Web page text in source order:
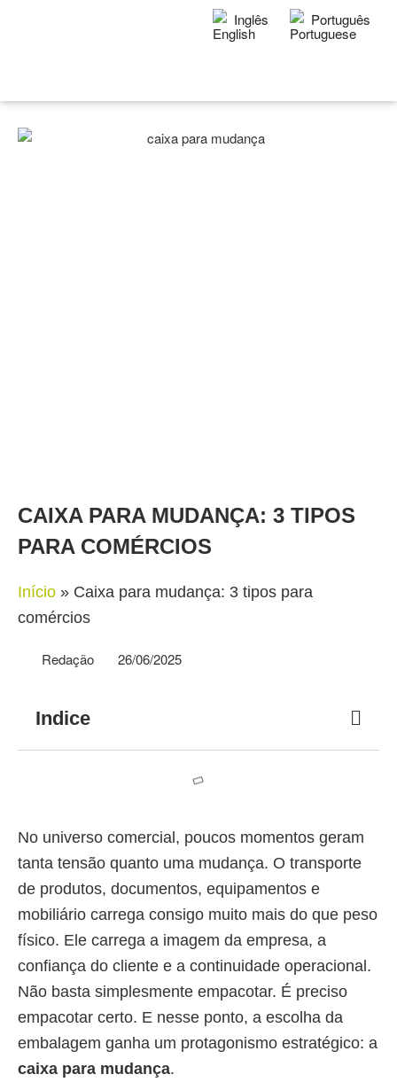
Inglês Português
CAIXA PARA MUDANÇA: 3 TIPOS
PARA COMÉRCIOS
Início » Caixa para mudança: 3 tipos para
comércios
Redação 26/06/2025
Indice
No universo comercial, poucos momentos geram
tanta tensão quanto uma mudança. O transporte
de produtos, documentos, equipamentos e
mobiliário carrega consigo muito mais do que peso
físico. Ele carrega a imagem da empresa, a
confiança do cliente e a continuidade operacional.
Não basta simplesmente empacotar. É preciso
empacotar certo. E nesse ponto, a escolha da
embalagem ganha um protagonismo estratégico: a
caixa para mudança.